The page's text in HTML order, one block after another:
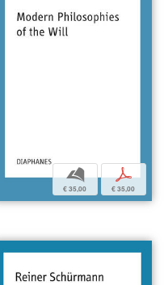
b
€ 35,00
p
€ 35,00